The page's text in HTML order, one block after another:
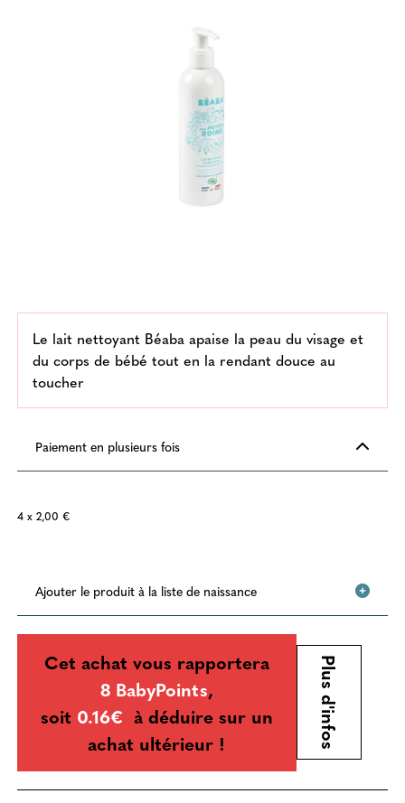
Le lait nettoyant Béaba apaise la peau du visage et
du corps de bébé tout en la rendant douce au
toucher
Paiement en plusieurs fois
4 x 2,00 €
Ajouter le produit à la liste de naissance
Cet achat vous rapportera
8 BabyPoints,
soit 0.16€ à déduire sur un
achat ultérieur !
Plus d'infos